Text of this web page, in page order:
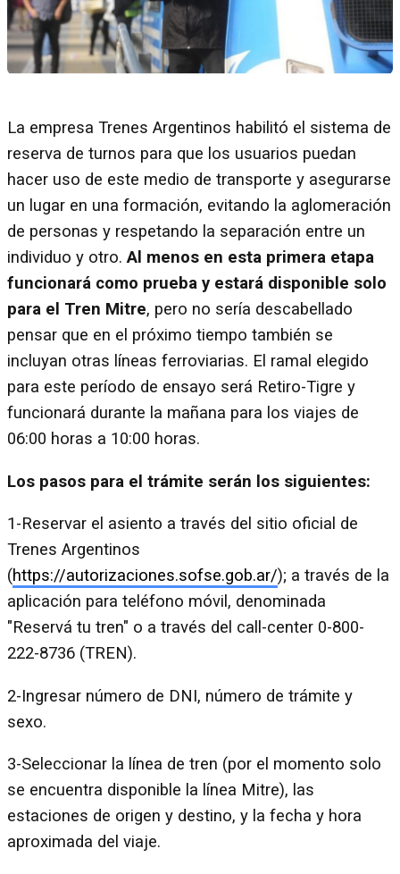
La empresa Trenes Argentinos habilitó el sistema de
reserva de turnos para que los usuarios puedan
hacer uso de este medio de transporte y asegurarse
un lugar en una formación, evitando la aglomeración
de personas y respetando la separación entre un
individuo y otro.Al menos en esta primera etapa
funcionará como prueba y estará disponible solo
para el Tren Mitre, pero no sería descabellado
pensar que en el próximo tiempo también se
incluyan otras líneas ferroviarias. El ramal elegido
para este período de ensayo será Retiro-Tigre y
funcionará durante la mañana para los viajes de
06:00 horas a 10:00 horas.
Los pasos para el trámite serán los siguientes:
1-Reservar el asiento a través del sitio oficial de
Trenes Argentinos
(https://autorizaciones.sofse.gob.ar/); a través de la
aplicación para teléfono móvil, denominada
"Reservá tu tren" o a través del call-center 0-800-
222-8736 (TREN).
2-Ingresar número de DNI, número de trámite y
sexo.
3-Seleccionar la línea de tren (por el momento solo
se encuentra disponible la línea Mitre), las
estaciones de origen y destino, y la fecha y hora
aproximada del viaje.